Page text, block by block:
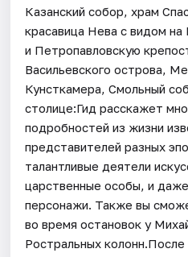
Казанский собор, храм
красавица Нева с видом
и Петропавловскую
Васильевского острова,
Кунсткамера, Смольный
столице:Гид расскажет
подробностей из жизни
представителей разных
талантливые деятели
царственные особы, и
персонажи. Также вы
во время остановок у
Ростральных